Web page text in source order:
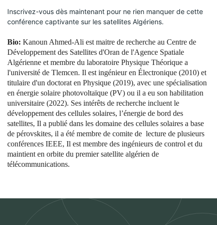
Inscrivez-vous dès maintenant pour ne rien manquer de cette
conférence captivante sur les satellites Algériens.
Bio: Kanoun Ahmed-Ali est maitre de recherche au Centre de
Développement des Satellites d'Oran de l'Agence Spatiale
Algérienne et membre du laboratoire Physique Théorique a
l'université de Tlemcen. Il est ingénieur en Électronique (2010) et
titulaire d'un doctorat en Physique (2019), avec une spécialisation
en énergie solaire photovoltaïque (PV) ou il a eu son habilitation
universitaire (2022). Ses intérêts de recherche incluent le
développement des cellules solaires, l’énergie de bord des
satellites, Il a publié dans les domaine des cellules solaires a base
de pérovskites, il a été membre de comite de lecture de plusieurs
conférences IEEE, Il est membre des ingénieurs de control et du
maintient en orbite du premier satellite algérien de
télécommunications.